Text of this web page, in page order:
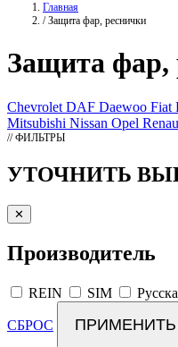
Главная
/ Защита фар, реснички
Защита фар,
Chevrolet DAF Daewoo Fiat
Mitsubishi Nissan Opel
// ФИЛЬТРЫ
УТОЧНИТЬ
✕
Производитель
REIN SIM
СБРОС ПРИМЕНИТЬ